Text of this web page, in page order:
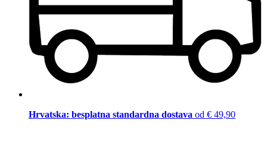
Hrvatska: besplatna standardna dostava od € 49,90